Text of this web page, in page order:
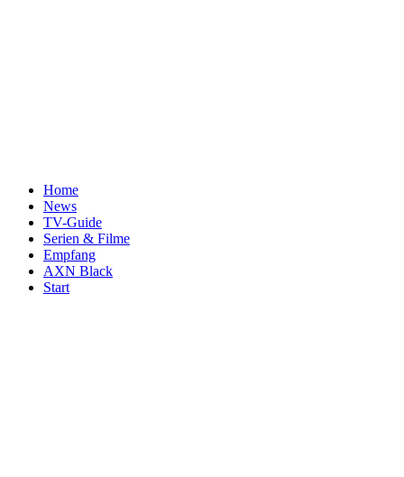
Home
News
TV-Guide
Serien & Filme
Empfang
AXN Black
Start